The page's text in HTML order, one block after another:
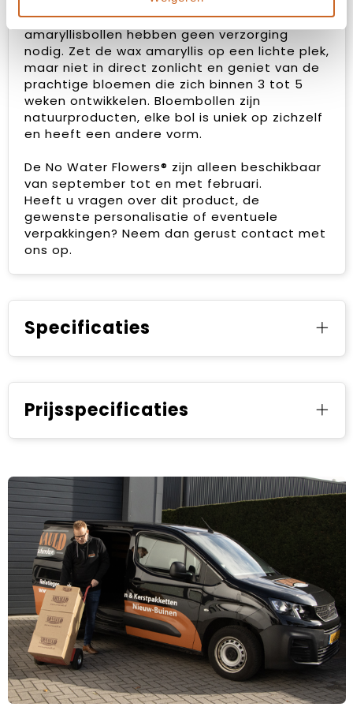
label die aan de bol bevestigd is. Deze
amaryllisbollen hebben geen verzorging
nodig. Zet de wax amaryllis op een lichte plek,
maar niet in direct zonlicht en geniet van de
prachtige bloemen die zich binnen 3 tot 5
weken ontwikkelen. Bloembollen zijn
natuurproducten, elke bol is uniek op zichzelf
en heeft een andere vorm.
De No Water Flowers® zijn alleen beschikbaar
van september tot en met februari.
Heeft u vragen over dit product, de
gewenste personalisatie of eventuele
verpakkingen? Neem dan gerust contact met
ons op.
Specificaties
Prijsspecificaties